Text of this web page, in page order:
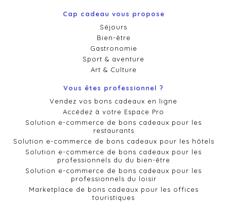
Cap cadeau vous propose
Séjours
Bien-être
Gastronomie
Sport & aventure
Art & Culture
Vous êtes professionnel ?
Vendez vos bons cadeaux en ligne
Accédez à votre Espace Pro
Solution e-commerce de bons cadeaux pour les
restaurants
Solution e-commerce de bons cadeaux pour les hôtels
Solution e-commerce de bons cadeaux pour les
professionnels du du bien-être
Solution e-commerce de bons cadeaux pour les
professionnels du loisir
Marketplace de bons cadeaux pour les offices
touristiques